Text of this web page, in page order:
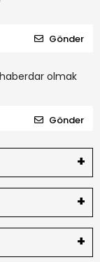
Gönder
olmak
Gönder